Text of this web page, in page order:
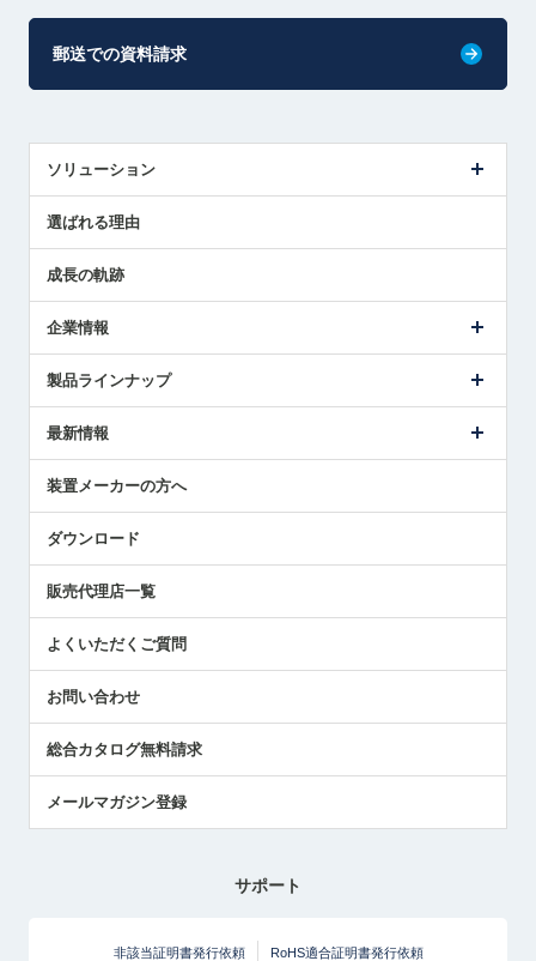
郵送での資料請求
ソリューション
解決策提案
選ばれる理由
成長の軌跡
企業情報
ごあいさつ
受賞履歴
採用情報
国/地域/言語
製品ラインナップ
ツールセッタ製品
エアマイクロセンサ製品
最新情報
メトロールの技術
社員ブログ
中小企業のBCP地震対策
センサのテクニカルガイド
社長ブログ
装置メーカーの方へ
ダウンロード
販売代理店一覧
よくいただくご質問
お問い合わせ
総合カタログ無料請求
メールマガジン登録
サポート
非該当証明書発行依頼 RoHS適合証明書発行依頼